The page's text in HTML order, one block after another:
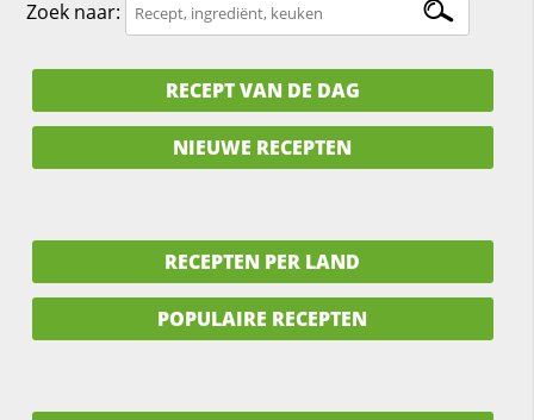
Zoek naar:
RECEPT VAN DE DAG
NIEUWE RECEPTEN
RECEPTEN PER LAND
POPULAIRE RECEPTEN